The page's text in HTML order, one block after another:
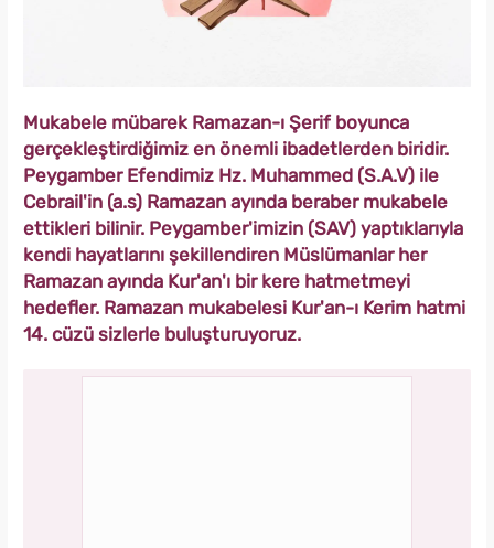
Mukabele mübarek Ramazan-ı Şerif boyunca
gerçekleştirdiğimiz en önemli ibadetlerden biridir.
Peygamber Efendimiz Hz. Muhammed (S.A.V) ile
Cebrail'in (a.s) Ramazan ayında beraber mukabele
ettikleri bilinir. Peygamber'imizin (SAV) yaptıklarıyla
kendi hayatlarını şekillendiren Müslümanlar her
Ramazan ayında Kur'an'ı bir kere hatmetmeyi
hedefler. Ramazan mukabelesi Kur'an-ı Kerim hatmi
14. cüzü sizlerle buluşturuyoruz.